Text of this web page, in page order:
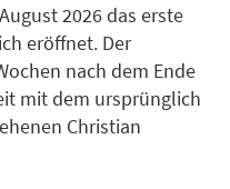
2026 das erste
eröffnet. Der
nach dem Ende
mit dem ursprünglich
Christian